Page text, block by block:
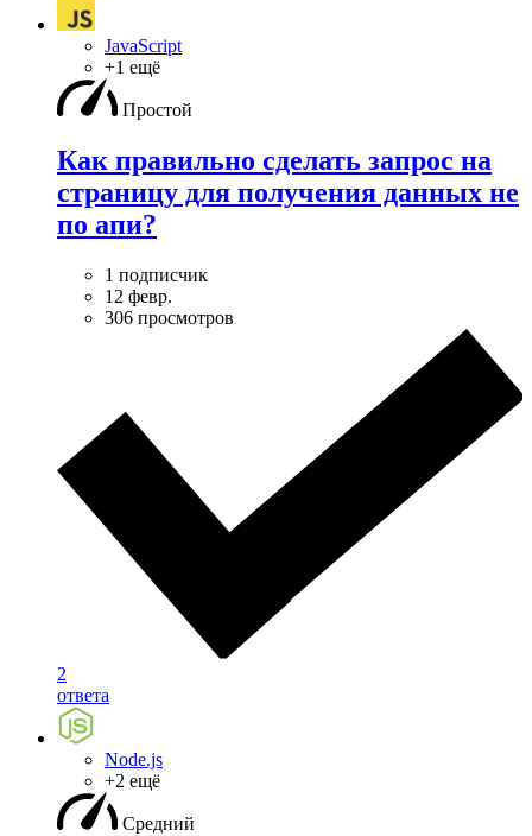
JavaScript
+1 ещё
Простой
Как правильно сделать запрос на
страницу для получения данных не
по апи?
1 подписчик
12 февр.
306 просмотров
2
ответа
Node.js
+2 ещё
Средний